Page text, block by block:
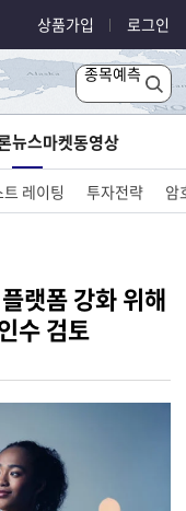
상품가입 로그인
종목예측
뉴스마켓동영상
레이팅 투자전략 암
랫폼 강화 위해
수 검토